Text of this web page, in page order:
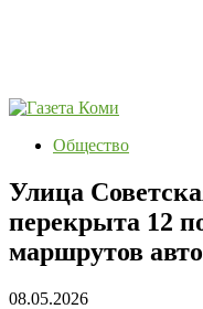
Общество
Улица
перекрыта 12
маршрутов
08.05.2026